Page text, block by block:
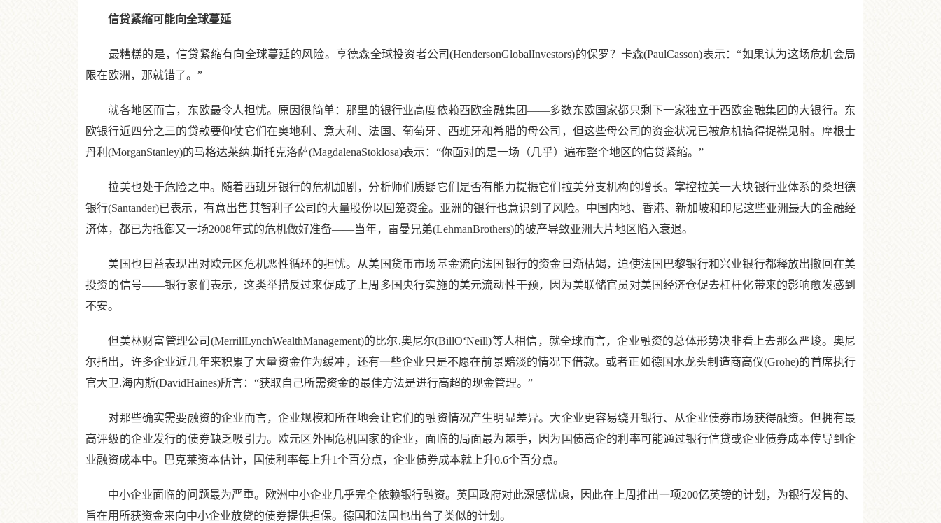
信贷紧缩可能向全球蔓延
最糟糕的是，信贷紧缩有向全球蔓延的风险。亨德森全球投资者公司(HendersonGlobalInvestors)的保罗？卡森(PaulCasson)表示：“如果认为这场危机会局
限在欧洲，那就错了。”
就各地区而言，东欧最令人担忧。原因很简单：那里的银行业高度依赖西欧金融集团——多数东欧国家都只剩下一家独立于西欧金融集团的大银行。东
欧银行近四分之三的贷款要仰仗它们在奥地利、意大利、法国、葡萄牙、西班牙和希腊的母公司，但这些母公司的资金状况已被危机搞得捉襟见肘。摩根士
丹利(MorganStanley)的马格达莱纳.斯托克洛萨(MagdalenaStoklosa)表示：“你面对的是一场（几乎）遍布整个地区的信贷紧缩。”
拉美也处于危险之中。随着西班牙银行的危机加剧，分析师们质疑它们是否有能力提振它们拉美分支机构的增长。掌控拉美一大块银行业体系的桑坦德
银行(Santander)已表示，有意出售其智利子公司的大量股份以回笼资金。亚洲的银行也意识到了风险。中国内地、香港、新加坡和印尼这些亚洲最大的金融经
济体，都已为抵御又一场2008年式的危机做好准备——当年，雷曼兄弟(LehmanBrothers)的破产导致亚洲大片地区陷入衰退。
美国也日益表现出对欧元区危机恶性循环的担忧。从美国货币市场基金流向法国银行的资金日渐枯竭，迫使法国巴黎银行和兴业银行都释放出撤回在美
投资的信号——银行家们表示，这类举措反过来促成了上周多国央行实施的美元流动性干预，因为美联储官员对美国经济仓促去杠杆化带来的影响愈发感到
不安。
但美林财富管理公司(MerrillLynchWealthManagement)的比尔.奥尼尔(BillO‘Neill)等人相信，就全球而言，企业融资的总体形势决非看上去那么严峻。奥尼
尔指出，许多企业近几年来积累了大量资金作为缓冲，还有一些企业只是不愿在前景黯淡的情况下借款。或者正如德国水龙头制造商高仪(Grohe)的首席执行
官大卫.海内斯(DavidHaines)所言：“获取自己所需资金的最佳方法是进行高超的现金管理。”
对那些确实需要融资的企业而言，企业规模和所在地会让它们的融资情况产生明显差异。大企业更容易绕开银行、从企业债券市场获得融资。但拥有最
高评级的企业发行的债券缺乏吸引力。欧元区外围危机国家的企业，面临的局面最为棘手，因为国债高企的利率可能通过银行信贷或企业债券成本传导到企
业融资成本中。巴克莱资本估计，国债利率每上升1个百分点，企业债券成本就上升0.6个百分点。
中小企业面临的问题最为严重。欧洲中小企业几乎完全依赖银行融资。英国政府对此深感忧虑，因此在上周推出一项200亿英镑的计划，为银行发售的、
旨在用所获资金来向中小企业放贷的债券提供担保。德国和法国也出台了类似的计划。